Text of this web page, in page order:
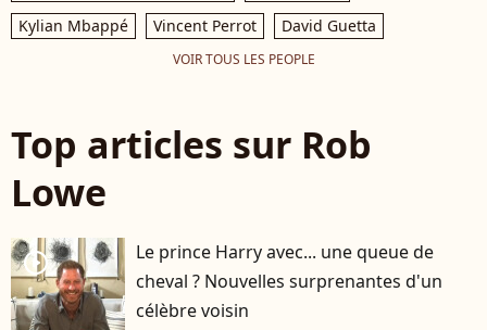
Kylian Mbappé
Vincent Perrot David Guetta
VOIR TOUS LES PEOPLE
Top articles sur Rob
Lowe
player2
Le prince Harry avec... une queue de
cheval ? Nouvelles surprenantes d'un
célèbre voisin